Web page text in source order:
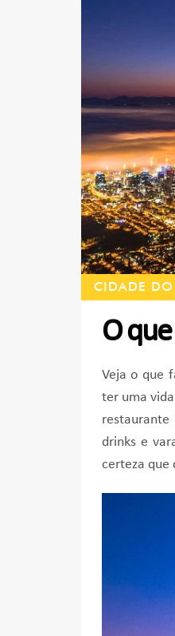
CIDADE
O
Veja o que
ter uma
drinks e
certeza que